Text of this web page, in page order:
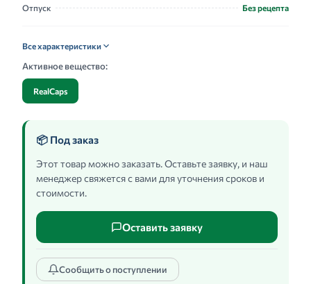
Отпуск Без рецепта
Все характеристики
Активное вещество:
RealCaps
📦 Под заказ
Этот товар можно заказать. Оставьте заявку, и наш
менеджер свяжется с вами для уточнения сроков и
стоимости.
Оставить заявку
Сообщить о поступлении